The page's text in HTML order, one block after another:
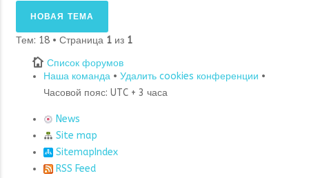
НОВАЯ ТЕМА
Тем: 18 • Страница 1 из 1
Список форумов
Наша команда • Удалить cookies конференции •
Часовой пояс: UTC + 3 часа
News
Site map
SitemapIndex
RSS Feed